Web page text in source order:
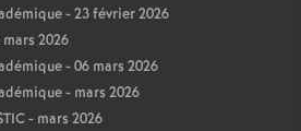
- 23 février 2026
2026
- 06 mars 2026
- mars 2026
- mars 2026